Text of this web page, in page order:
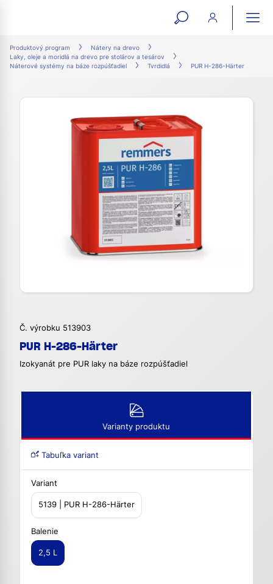
open
form
Produktový program
Nátery na drevo
Laky, oleje a moridlá na drevo pre stolárov a tesárov
Náterové systémy na báze rozpúšťadiel
Tvrdidlá PUR H-286-Härter
Č. výrobku 513903
PUR H-286-Härter
Izokyanát pre PUR laky na báze rozpúšťadiel
Varianty produktu
Tabuľka variant
Variant
5139 | PUR H-286-Härter
Balenie
2,5 L